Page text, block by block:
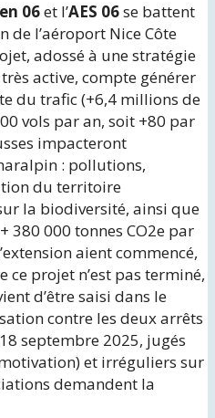
06et l’AES 06se battent
de l’aéroport Nice Côte
adossé à une stratégie
active, compte générer
du trafic (+6,4 millions de
vols par an, soit +80 par
impacteront
: pollutions,
du territoire
la biodiversité, ainsi que
380 000 tonnes CO2e par
aient commencé,
projet n’est pas terminé,
d’être saisi dans le
contre les deux arrêts
septembre 2025, jugés
et irréguliers sur
demandent la